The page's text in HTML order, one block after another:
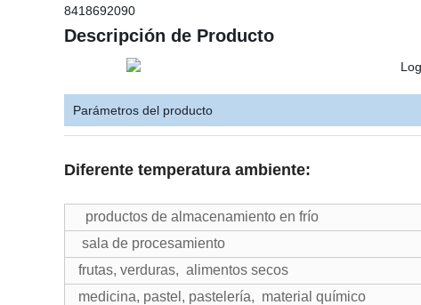
8418692090
Descripción de Producto
Parámetros del producto
Diferente temperatura ambiente:
productos de almacenamiento en frío
sala de procesamiento
frutas, verduras, alimentos secos
medicina, pastel, pastelería, material químico